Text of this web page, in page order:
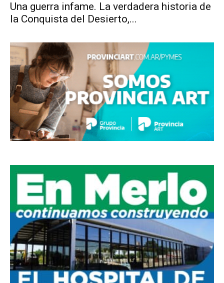
Una guerra infame. La verdadera historia de
la Conquista del Desierto,...